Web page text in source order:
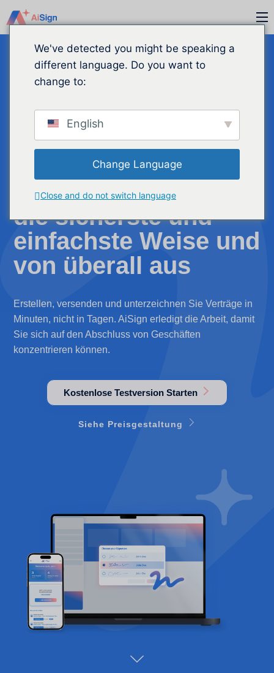
Inhalt
springen
Unterschriftund
senden.Verträge auf
die sicherste und
einfachste Weise und
von überall aus
Erstellen, versenden und unterzeichnen Sie Verträge in
Minuten, nicht in Tagen. AiSign erledigt die Arbeit, damit
Sie sich auf den Abschluss von Geschäften
konzentrieren können.
Kostenlose Testversion Starten
Siehe Preisgestaltung
We've detected you might be speaking a
different language. Do you want to
change to:
English
Change Language
Close and do not switch language